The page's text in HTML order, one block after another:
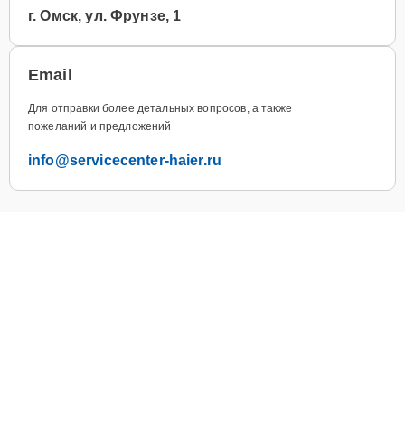
г. Омск, ул. Фрунзе, 1
Email
Для отправки более детальных вопросов, а также
пожеланий и предложений
info@servicecenter-haier.ru